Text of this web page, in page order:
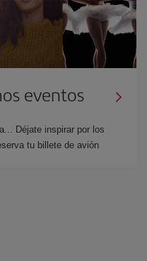
eventos
Déjate inspirar por los
tu billete de avión